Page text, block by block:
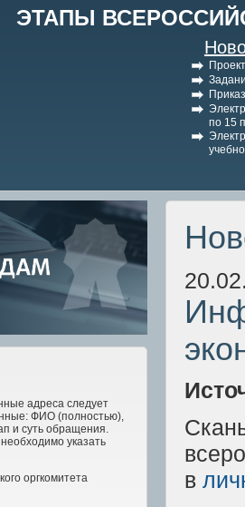
ЭТАПЫ
по 15
адреса следует
ФИО (полностью),
и суть обращения.
указать
оргкомитета
в